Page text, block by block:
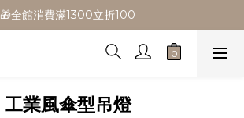
🎁全館消費滿1300立折100
🎁全館消費滿1300立折100
🎉新會員首購/超取免運
🎁全館消費滿1300立折100
工業風傘型吊燈